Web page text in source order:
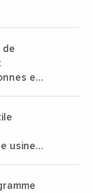
de
en
usine